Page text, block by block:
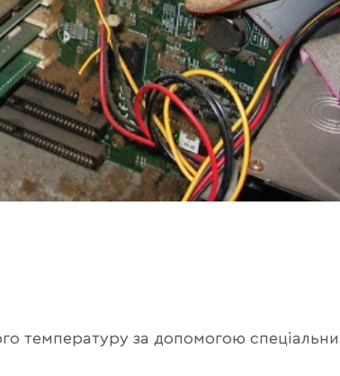
температуру за допомогою